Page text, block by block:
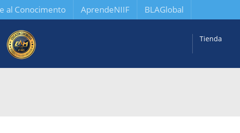
al Conocimento AprendeNIIF BLAGlobal
Tienda